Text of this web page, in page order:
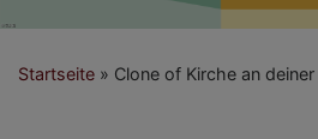
Startseite Clone of Kirche an deiner